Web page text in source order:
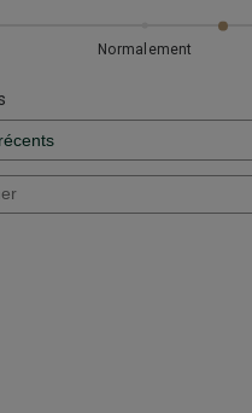
Normalement